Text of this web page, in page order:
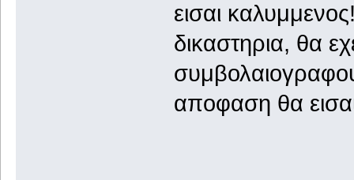
εισαι
δικαστηρια, θα
αποφαση θα